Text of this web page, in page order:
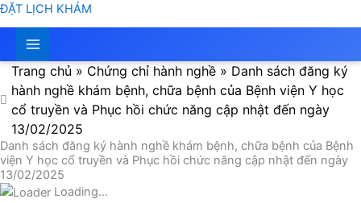
ĐẶT LỊCH KHÁM
Trang chủ » Chứng chỉ hành nghề » Danh sách đăng ký
hành nghề khám bệnh, chữa bệnh của Bệnh viện Y học
cổ truyền và Phục hồi chức năng cập nhật đến ngày
13/02/2025
Danh sách đăng ký hành nghề khám bệnh, chữa bệnh của Bệnh
viện Y học cổ truyền và Phục hồi chức năng cập nhật đến ngày
13/02/2025
Loading...